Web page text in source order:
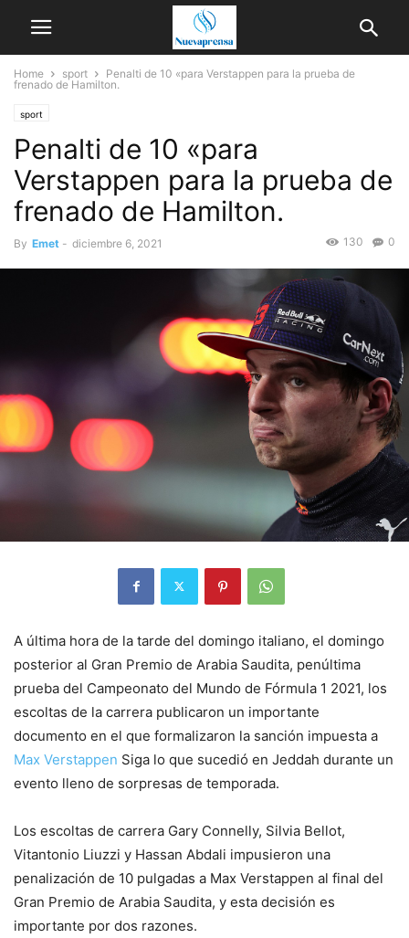
Home sport
Penalti de 10 «para Verstappen para la prueba de
frenado de Hamilton.
sport
Penalti de 10 «para
Verstappen para la prueba de
frenado de Hamilton.
By Emet - diciembre 6, 2021 0
130
A última hora de la tarde del domingo italiano, el domingo
posterior al Gran Premio de Arabia Saudita, penúltima
prueba del Campeonato del Mundo de Fórmula 1 2021, los
escoltas de la carrera publicaron un importante
documento en el que formalizaron la sanción impuesta a
Max Verstappen Siga lo que sucedió en Jeddah durante un
evento lleno de sorpresas de temporada.
Los escoltas de carrera Gary Connelly, Silvia Bellot,
Vitantonio Liuzzi y Hassan Abdali impusieron una
penalización de 10 pulgadas a Max Verstappen al final del
Gran Premio de Arabia Saudita, y esta decisión es
importante por dos razones.